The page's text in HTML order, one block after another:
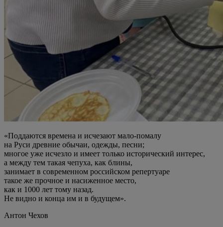
«Поддаются времена и исчезают мало-помалу
на Руси древние обычаи, одежды, песни;
многое уже исчезло и имеет только исторический интерес,
а между тем такая чепуха, как блины,
занимает в современном российском репертуаре
такое же прочное и насиженное место,
как и 1000 лет тому назад.
Не видно и конца им и в будущем».
Антон Чехов